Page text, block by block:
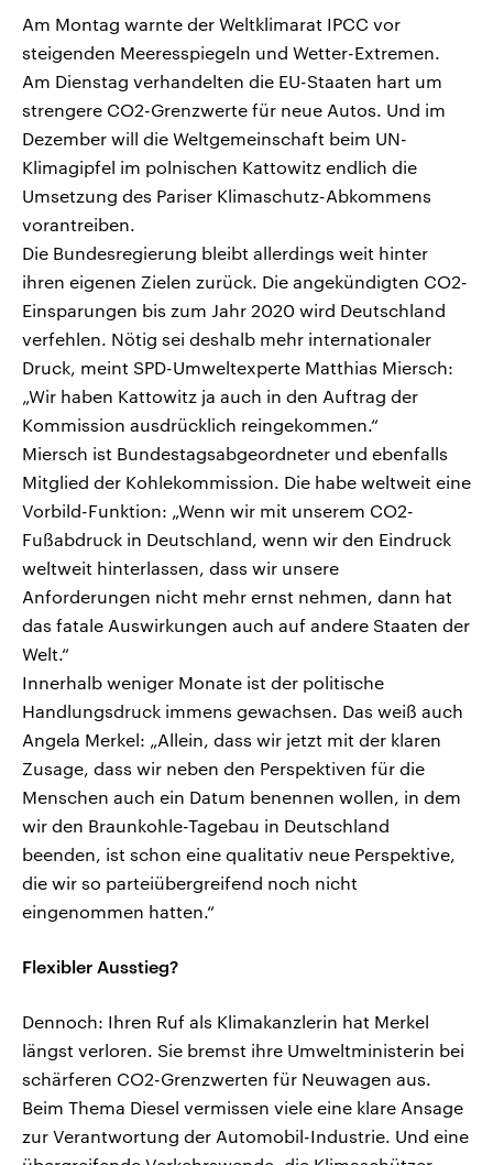
Am Montag warnte der Weltklimarat IPCC vor
steigenden Meeresspiegeln und Wetter-Extremen.
Am Dienstag verhandelten die EU-Staaten hart um
strengere CO2-Grenzwerte für neue Autos. Und im
Dezember will die Weltgemeinschaft beim UN-
Klimagipfel im polnischen Kattowitz endlich die
Umsetzung des Pariser Klimaschutz-Abkommens
vorantreiben.
Die Bundesregierung bleibt allerdings weit hinter
ihren eigenen Zielen zurück. Die angekündigten CO2-
Einsparungen bis zum Jahr 2020 wird Deutschland
verfehlen. Nötig sei deshalb mehr internationaler
Druck, meint SPD-Umweltexperte Matthias Miersch:
„Wir haben Kattowitz ja auch in den Auftrag der
Kommission ausdrücklich reingekommen.“
Miersch ist Bundestagsabgeordneter und ebenfalls
Mitglied der Kohlekommission. Die habe weltweit eine
Vorbild-Funktion: „Wenn wir mit unserem CO2-
Fußabdruck in Deutschland, wenn wir den Eindruck
weltweit hinterlassen, dass wir unsere
Anforderungen nicht mehr ernst nehmen, dann hat
das fatale Auswirkungen auch auf andere Staaten der
Welt.“
Innerhalb weniger Monate ist der politische
Handlungsdruck immens gewachsen. Das weiß auch
Angela Merkel: „Allein, dass wir jetzt mit der klaren
Zusage, dass wir neben den Perspektiven für die
Menschen auch ein Datum benennen wollen, in dem
wir den Braunkohle-Tagebau in Deutschland
beenden, ist schon eine qualitativ neue Perspektive,
die wir so parteiübergreifend noch nicht
eingenommen hatten.“
Flexibler Ausstieg?
Dennoch: Ihren Ruf als Klimakanzlerin hat Merkel
längst verloren. Sie bremst ihre Umweltministerin bei
schärferen CO2-Grenzwerten für Neuwagen aus.
Beim Thema Diesel vermissen viele eine klare Ansage
zur Verantwortung der Automobil-Industrie. Und eine